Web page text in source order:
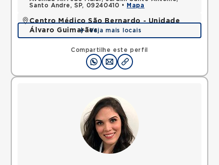
Compartilhe este perfil
Santo Andre, SP, 09240410 •
Mapa
Centro Médico São Bernardo - Unidade
Álvaro Guimarães
Avenida Alvaro Guimaraes, Assuncao, Sao Bernardo
do Campo, SP, 09810010 •
Mapa
Veja mais locais